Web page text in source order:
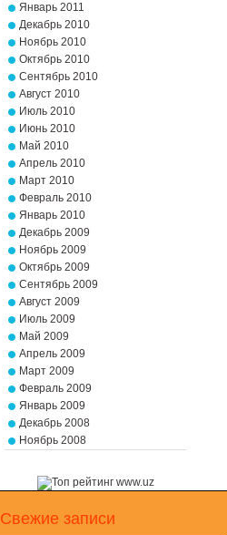
Январь 2011
Декабрь 2010
Ноябрь 2010
Октябрь 2010
Сентябрь 2010
Август 2010
Июль 2010
Июнь 2010
Май 2010
Апрель 2010
Март 2010
Февраль 2010
Январь 2010
Декабрь 2009
Ноябрь 2009
Октябрь 2009
Сентябрь 2009
Август 2009
Июль 2009
Май 2009
Апрель 2009
Март 2009
Февраль 2009
Январь 2009
Декабрь 2008
Ноябрь 2008
Свежие записи